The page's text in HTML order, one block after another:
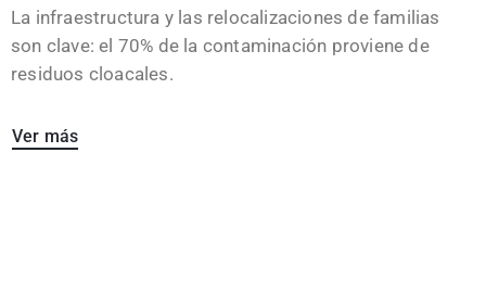
La infraestructura y las relocalizaciones de familias
son clave: el 70% de la contaminación proviene de
residuos cloacales.
Ver más